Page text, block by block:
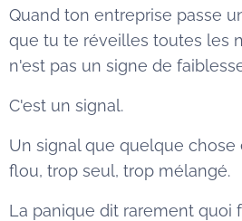
Quand ton entreprise passe
que tu te réveilles toutes les
n'est pas un signe de
C'est un signal.
Un signal que quelque
flou, trop seul, trop mélangé.
La panique dit rarement quoi